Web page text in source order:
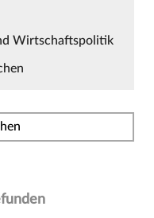
Wirtschaftspolitik